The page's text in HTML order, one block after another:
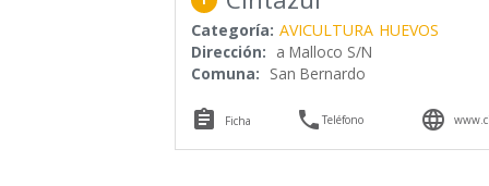
Categoría: AVICULTURA HUEVOS
Dirección: a Malloco S/N
Comuna: San Bernardo
 Ficha Teléfono 